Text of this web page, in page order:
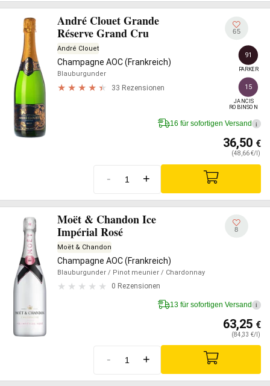
André Clouet Grande
Réserve Grand Cru
André Clouet
Champagne AOC (Frankreich)
Blauburgunder
33 Rezensionen
65
91
PARKER
15
JANCIS
ROBINSON
16 für sofortigen Versand i
36,50 €
(48,66 €/l)
- +
Moët & Chandon Ice
Impérial Rosé
Moët & Chandon
Champagne AOC (Frankreich)
Blauburgunder / Pinot meunier / Chardonnay
0 Rezensionen
8
13 für sofortigen Versand i
63,25 €
(84,33 €/l)
- +